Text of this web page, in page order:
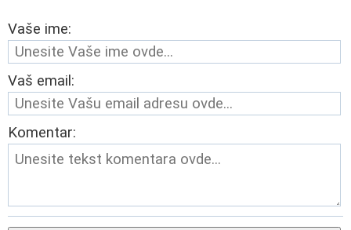
Vaše ime:
Vaš email:
Komentar: